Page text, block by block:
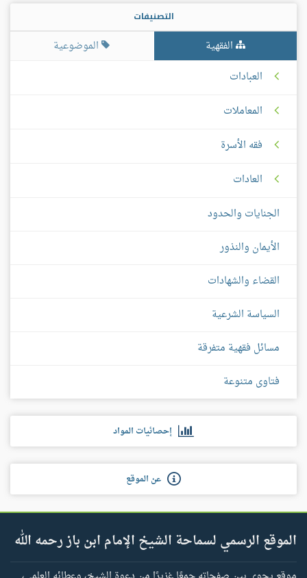
التصنيفات
الفقهية
الموضوعية
العبادات
المعاملات
فقه الأسرة
العادات
الجنايات والحدود
الأيمان والنذور
القضاء والشهادات
السياسة الشرعية
مسائل فقهية متفرقة
فتاوى متنوعة
إحصائيات المواد
عن الموقع
الموقع الرسمي لسماحة الشيخ الإمام ابن باز رحمه الله